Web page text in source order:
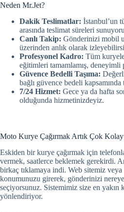
Neden Mr.Jet?
Dakik Teslimatlar: İstanbul’un
arasında teslimat süreleri
Canlı Takip: Gönderinizi mobil
üzerinden anlık olarak
Profesyonel Kadro: Tüm
eğitimleri tamamlamış, deneyimli
Güvence Bedelli Taşıma:
bağlı güvence bedeli
7/24 Hizmet: Gece ya da hafta
olduğunda hizmetinizdeyiz.
Moto Kurye Çağırmak Artık Çok Kolay
Eskiden bir kurye çağırmak için
vermek, saatlerce beklemek gerekirdi.
birkaç tıklamaya indi. Web sitemiz
konumunuzu girerek, gönderinizi
seçiyorsunuz. Sistemimiz size en
yönlendiriyor.